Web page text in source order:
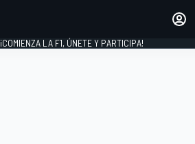
¡COMIENZA LA F1, ÚNETE Y PARTICIPA!